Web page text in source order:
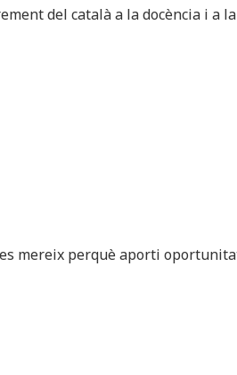
del català a la docència i a
mereix perquè aporti